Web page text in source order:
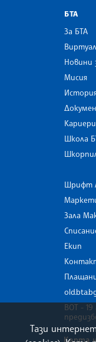
БТА
За БТА
Новини
Мисия
Кариери
Школа
Шрифт
Зала
Екип
ВОТ - 19
Карта
Тази